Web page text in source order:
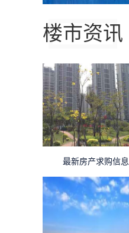
楼市资讯
最新房产求购信息